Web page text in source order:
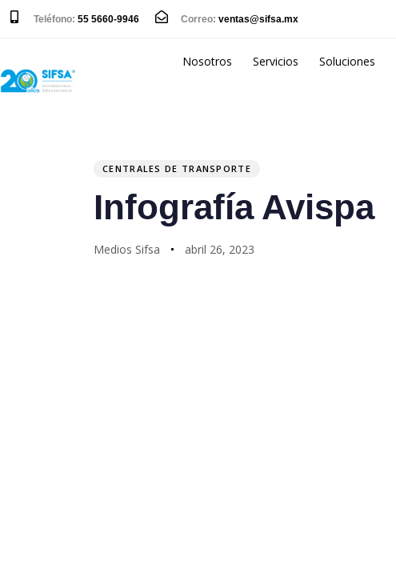
Teléfono: 55 5660-9946 Correo: ventas@sifsa.mx
Nosotros Servicios Soluciones
CENTRALES DE TRANSPORTE
Infografía Avispa
Medios Sifsa abril 26, 2023